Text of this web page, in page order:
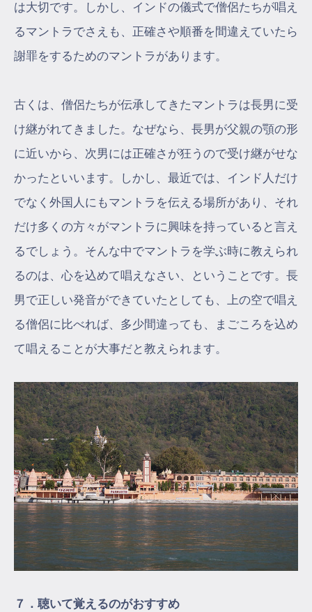
は大切です。しかし、インドの儀式で僧侶たちが唱え
るマントラでさえも、正確さや順番を間違えていたら
謝罪をするためのマントラがあります。
古くは、僧侶たちが伝承してきたマントラは長男に受
け継がれてきました。なぜなら、長男が父親の顎の形
に近いから、次男には正確さが狂うので受け継がせな
かったといいます。しかし、最近では、インド人だけ
でなく外国人にもマントラを伝える場所があり、それ
だけ多くの方々がマントラに興味を持っていると言え
るでしょう。そんな中でマントラを学ぶ時に教えられ
るのは、心を込めて唱えなさい、ということです。長
男で正しい発音ができていたとしても、上の空で唱え
る僧侶に比べれば、多少間違っても、まごころを込め
て唱えることが大事だと教えられます。
７．聴いて覚えるのがおすすめ